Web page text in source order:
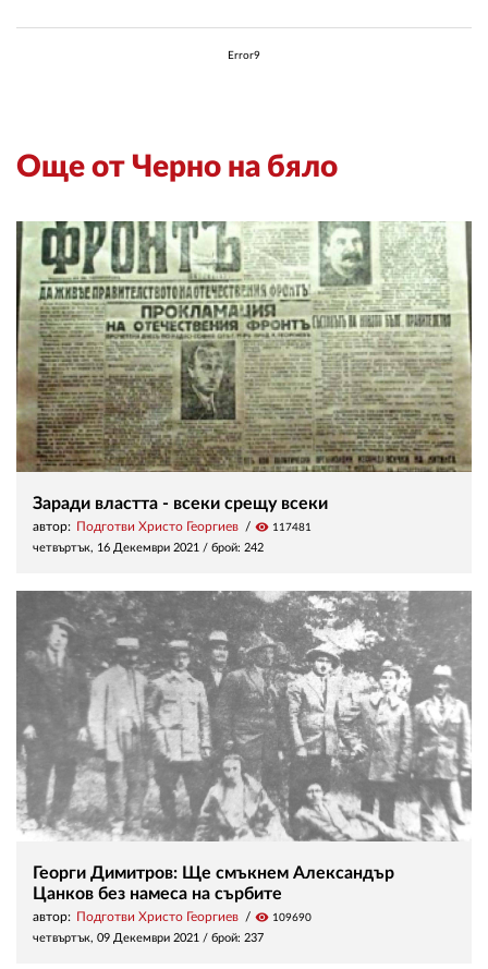
Error9
Още от Черно на бяло
Заради властта - всеки срещу всеки
автор: Подготви Христо Георгиев visibility 117481
четвъртък, 16 Декември 2021 / брой: 242
Георги Димитров: Ще смъкнем Александър
Цанков без намеса на сърбите
автор: Подготви Христо Георгиев visibility 109690
четвъртък, 09 Декември 2021 / брой: 237